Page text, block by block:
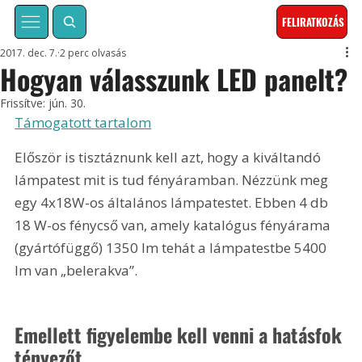
FELIRATKOZÁS
Hogyan válasszunk LED panelt?
2017. dec. 7. 2 perc olvasás
Frissítve: jún. 30.
Támogatott tartalom
Először is tisztáznunk kell azt, hogy a kiváltandó
lámpatest mit is tud fényáramban. Nézzünk meg
egy 4x18W-os általános lámpatestet. Ebben 4 db
18 W-os fénycső van, amely katalógus fényárama
(gyártófüggő) 1350 lm tehát a lámpatestbe 5400
lm van „belerakva”.
Emellett figyelembe kell venni a hatásfok